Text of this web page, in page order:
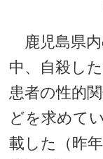
鹿児島県
中、自殺し
患者の性的
どを求めて
載した（昨